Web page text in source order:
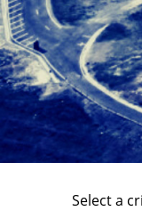
Select a